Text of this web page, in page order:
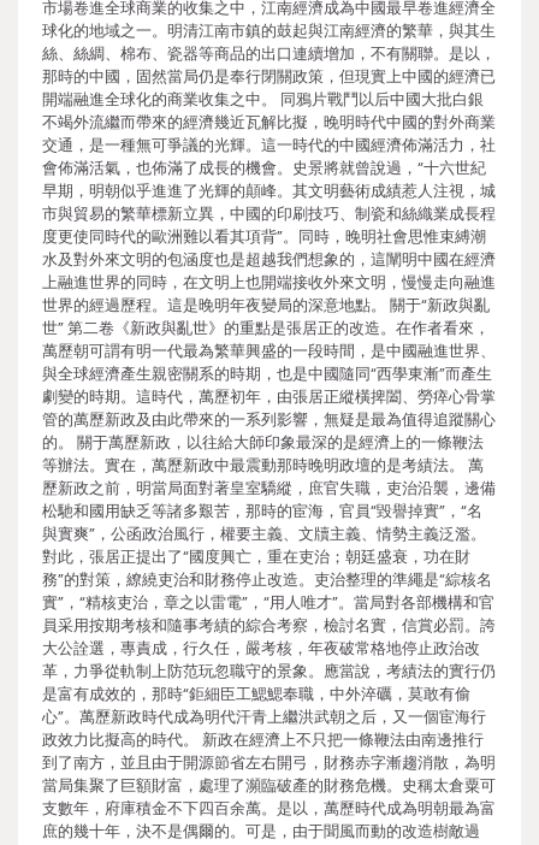
市場卷進全球商業的收集之中，江南經濟成為中國最早卷進經濟全
球化的地域之一。明清江南市鎮的鼓起與江南經濟的繁華，與其生
絲、絲綢、棉布、瓷器等商品的出口連續增加，不有關聯。是以，
那時的中國，固然當局仍是奉行閉關政策，但現實上中國的經濟已
開端融進全球化的商業收集之中。 同鴉片戰鬥以后中國大批白銀
不竭外流繼而帶來的經濟幾近瓦解比擬，晚明時代中國的對外商業
交通，是一種無可爭議的光輝。這一時代的中國經濟佈滿活力，社
會佈滿活氣，也佈滿了成長的機會。史景將就曾說過，“十六世紀
早期，明朝似乎進進了光輝的顛峰。其文明藝術成績惹人注視，城
市與貿易的繁華標新立異，中國的印刷技巧、制瓷和絲織業成長程
度更使同時代的歐洲難以看其項背”。同時，晚明社會思惟束縛潮
水及對外來文明的包涵度也是超越我們想象的，這闡明中國在經濟
上融進世界的同時，在文明上也開端接收外來文明，慢慢走向融進
世界的經過歷程。這是晚明年夜變局的深意地點。 關于“新政與亂
世” 第二卷《新政與亂世》的重點是張居正的改造。在作者看來，
萬歷朝可謂有明一代最為繁華興盛的一段時間，是中國融進世界、
與全球經濟產生親密關系的時期，也是中國隨同“西學東漸”而產生
劇變的時期。這時代，萬歷初年，由張居正縱橫捭闔、勞瘁心骨掌
管的萬歷新政及由此帶來的一系列影響，無疑是最為值得追蹤關心
的。 關于萬歷新政，以往給大師印象最深的是經濟上的一條鞭法
等辦法。實在，萬歷新政中最震動那時晚明政壇的是考績法。 萬
歷新政之前，明當局面對著皇室驕縱，庶官失職，吏治沿襲，邊備
松馳和國用缺乏等諸多艱苦，那時的宦海，官員“毀譽掉實”，“名
與實爽”，公函政治風行，權要主義、文牘主義、情勢主義泛濫。
對此，張居正提出了“國度興亡，重在吏治；朝廷盛衰，功在財
務”的對策，繚繞吏治和財務停止改造。吏治整理的準繩是“綜核名
實”，“精核吏治，章之以雷電”，“用人唯才”。當局對各部機構和官
員采用按期考核和隨事考績的綜合考察，檢討名實，信賞必罰。誇
大公詮選，專責成，行久任，嚴考核，年夜破常格地停止政治改
革，力爭從軌制上防范玩忽職守的景象。應當說，考績法的實行仍
是富有成效的，那時“鉅細臣工鰓鰓奉職，中外淬礪，莫敢有偷
心”。萬歷新政時代成為明代汗青上繼洪武朝之后，又一個宦海行
政效力比擬高的時代。 新政在經濟上不只把一條鞭法由南邊推行
到了南方，並且由于開源節省左右開弓，財務赤字漸趨消散，為明
當局集聚了巨額財富，處理了瀕臨破產的財務危機。史稱太倉粟可
支數年，府庫積金不下四百余萬。是以，萬歷時代成為明朝最為富
庶的幾十年，決不是偶爾的。可是，由于聞風而動的改造樹敵過